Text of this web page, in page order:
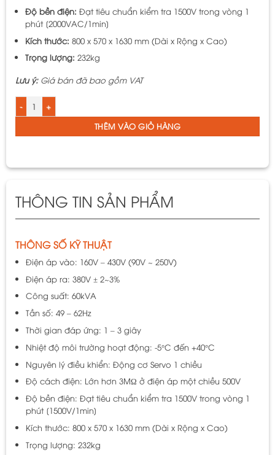
Độ bền điện: Đạt tiêu chuẩn kiểm tra 1500V trong vòng 1
phút [2000VAC/1min]
Kích thước: 800 x 570 x 1630 mm (Dài x Rộng x Cao)
Trọng lượng: 232kg
Lưu ý:Giá bán đã bao gồm VAT
THÊM VÀO GIỎ HÀNG
THÔNG TIN SẢN PHẨM
THÔNG SỐ KỸ THUẬT
Điện áp vào: 160V – 430V (90V ~ 250V)
Điện áp ra: 380V ± 2~3%
Công suất: 60kVA
Tần số: 49 – 62Hz
Thời gian đáp ứng: 1 – 3 giây
Nhiệt độ môi trường hoạt động: -5°C đến +40°C
Nguyên lý điều khiển: Động cơ Servo 1 chiều
Độ cách điện: Lớn hơn 3MΩ ở điện áp một chiều 500V
Độ bền điện: Đạt tiêu chuẩn kiểm tra 1500V trong vòng 1
phút [1500V/1min]
Kích thước: 800 x 570 x 1630 mm (Dài x Rộng x Cao)
Trọng lượng: 232kg